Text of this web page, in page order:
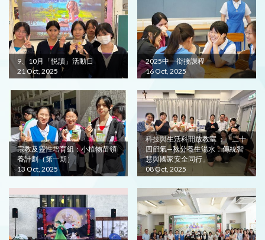
9、10月「悦讀」活動日
21 Oct, 2025
2025中一銜接課程
16 Oct, 2025
宗教及靈性培育組：小植物苗領
養計劃（第一期）
13 Oct, 2025
科技與生活科開放教室 ：「二十
四節氣—秋分養生湯水．傳統智
慧與國家安全同行」
08 Oct, 2025